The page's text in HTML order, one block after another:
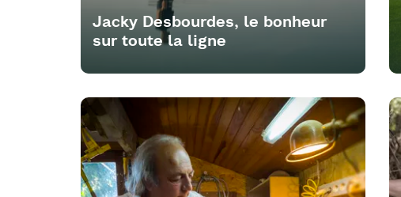
Jacky Desbourdes, le bonheur
sur toute la ligne